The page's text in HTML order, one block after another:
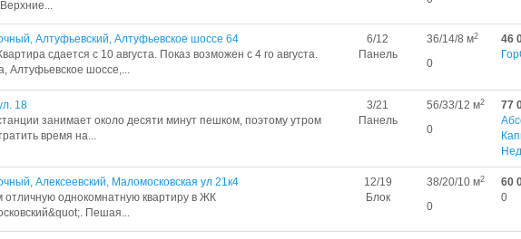
Алтуфьевский, Алтуфьевское шоссе 64
сдается с 10 августа. Показ возможен с 4 го августа.
Алтуфьевское шоссе,...
6/12
Панель
36/14/8 м2
0
46
18
занимает около десяти минут пешком, поэтому утром
время на...
3/21
Панель
56/33/12 м2
0
77
Алексеевский, Маломосковская ул 21к4
однокомнатную квартиру в ЖК
Пешая...
12/19
Блок
38/20/10 м2
0
60
0